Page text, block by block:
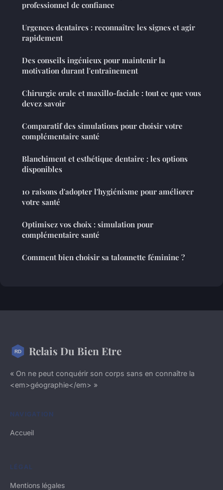
professionnel de confiance
Urgences dentaires : reconnaître les signes et agir
rapidement
Des conseils ingénieux pour maintenir la
motivation durant l'entraînement
Chirurgie orale et maxillo-faciale : tout ce que vous
devez savoir
Comparatif des simulations pour choisir votre
complémentaire santé
Blanchiment et esthétique dentaire : les options
disponibles
10 raisons d'adopter l'hygiénisme pour améliorer
votre santé
Optimisez vos choix : simulation pour
complémentaire santé
Comment bien choisir sa talonnette féminine ?
Relais Du Bien Etre
« On ne peut conquérir son corps sans en connaître la
<em>géographie</em> »
NAVIGATION
Accueil
LÉGAL
Mentions légales